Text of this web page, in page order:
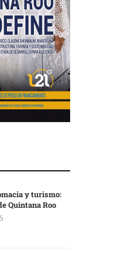
y turismo:
Quintana Roo